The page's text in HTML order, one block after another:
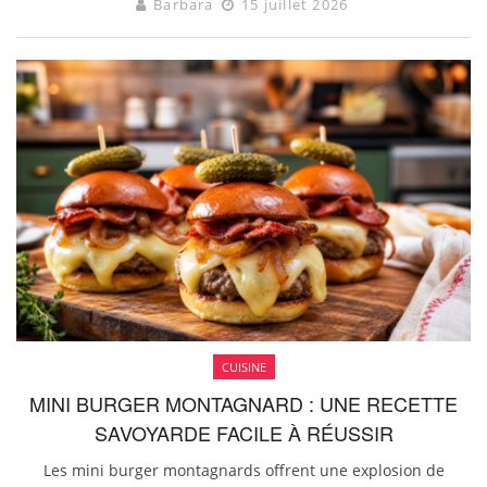
Barbara 15 juillet 2026
CUISINE
MINI BURGER MONTAGNARD : UNE RECETTE
SAVOYARDE FACILE À RÉUSSIR
Les mini burger montagnards offrent une explosion de